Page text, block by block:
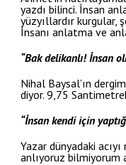
yazdı bilinci. İnsan
yüzyıllardır kurgular,
İnsanı anlatma ve
“Bak delikanlı! İnsan
Nihal Baysal’ın
diyor. 9,75
“İnsan kendi için
Yazar dünyadaki
anlıyoruz bilmiyorum